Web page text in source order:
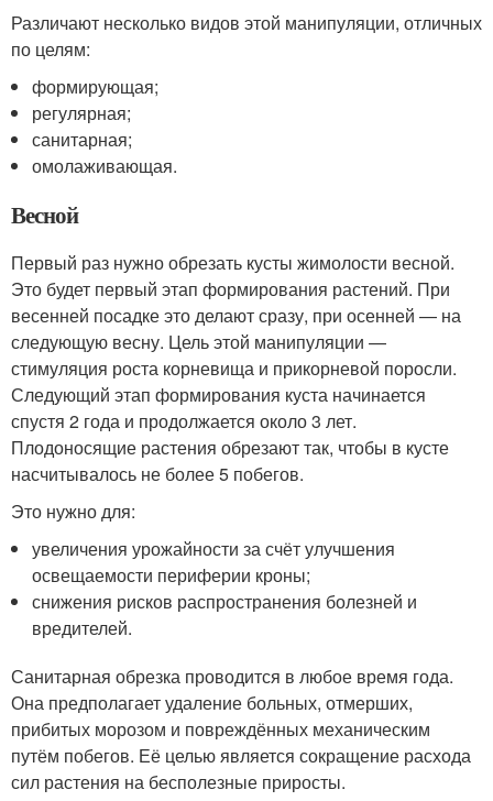
Различают несколько видов этой манипуляции, отличных
по целям:
формирующая;
регулярная;
санитарная;
омолаживающая.
Весной
Первый раз нужно обрезать кусты жимолости весной.
Это будет первый этап формирования растений. При
весенней посадке это делают сразу, при осенней — на
следующую весну. Цель этой манипуляции —
стимуляция роста корневища и прикорневой поросли.
Следующий этап формирования куста начинается
спустя 2 года и продолжается около 3 лет.
Плодоносящие растения обрезают так, чтобы в кусте
насчитывалось не более 5 побегов.
Это нужно для:
увеличения урожайности за счёт улучшения
освещаемости периферии кроны;
снижения рисков распространения болезней и
вредителей.
Санитарная обрезка проводится в любое время года.
Она предполагает удаление больных, отмерших,
прибитых морозом и повреждённых механическим
путём побегов. Её целью является сокращение расхода
сил растения на бесполезные приросты.